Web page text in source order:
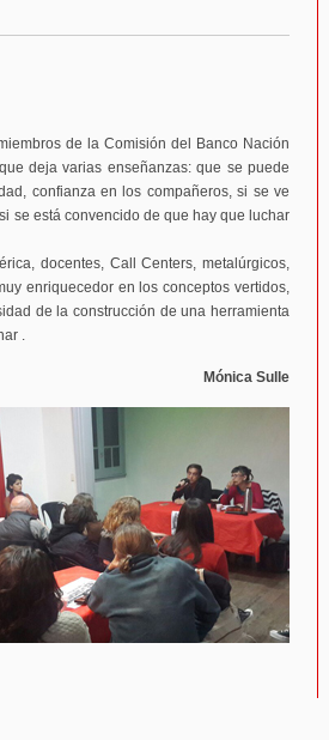
de la Comisión del Banco Nación
deja varias enseñanzas: que se puede
confianza en los compañeros, si se ve
se está convencido de que hay que luchar
docentes, Call Centers, metalúrgicos,
enriquecedor en los conceptos vertidos,
de la construcción de una herramienta
.
Mónica Sulle